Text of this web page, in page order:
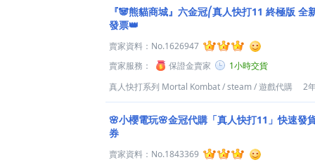
『🐼熊貓商城』六金冠⎛真人快打11 終極版 全
發票👑
賣家資料： No.1626947
賣家服務：
保證金賣家
1小時交貨
真人快打系列 Mortal Kombat/steam/遊戲代購 2
🌸小櫻電玩🌸金冠代購「真人快打11」快速發
券
賣家資料： No.1843369